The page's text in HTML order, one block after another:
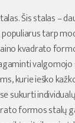
Šis stalas –
tarp
kvadrato
valgomojo
kurie ieško
sukurti
formos stalų